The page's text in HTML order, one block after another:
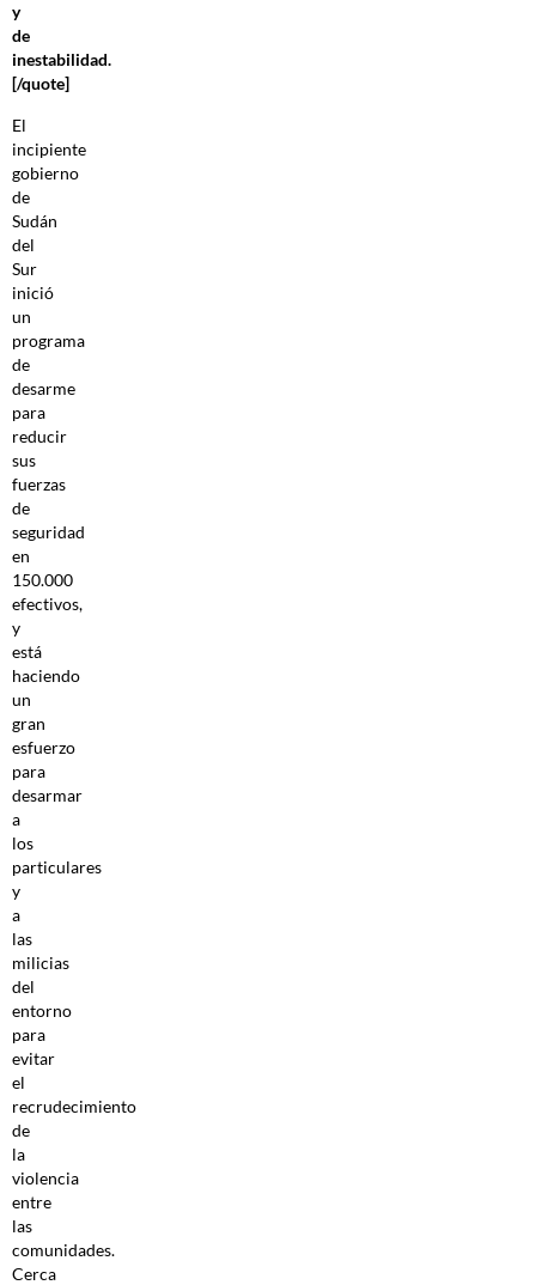
y
de
inestabilidad.
[/quote]
El
incipiente
gobierno
de
Sudán
del
Sur
inició
un
programa
de
desarme
para
reducir
sus
fuerzas
de
seguridad
en
150.000
efectivos,
y
está
haciendo
un
gran
esfuerzo
para
desarmar
a
los
particulares
y
a
las
milicias
del
entorno
para
evitar
el
recrudecimiento
de
la
violencia
entre
las
comunidades.
Cerca